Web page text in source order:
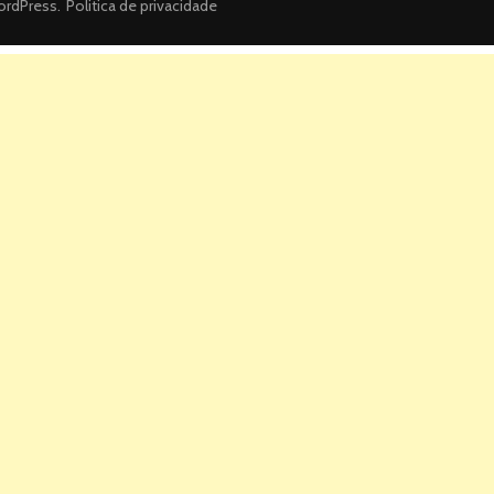
. Politica de privacidade